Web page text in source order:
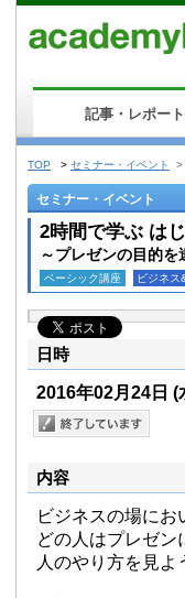
記事・レポート
TOP > セミナー・イベント >
セミナー・イベント
2時間で学ぶ は
～プレゼンの目的
ベーシック講座 ビジネス
日時
2016年02月24日 (
内容
ビジネスの場に
どの人はプレゼ
人のやり方を見